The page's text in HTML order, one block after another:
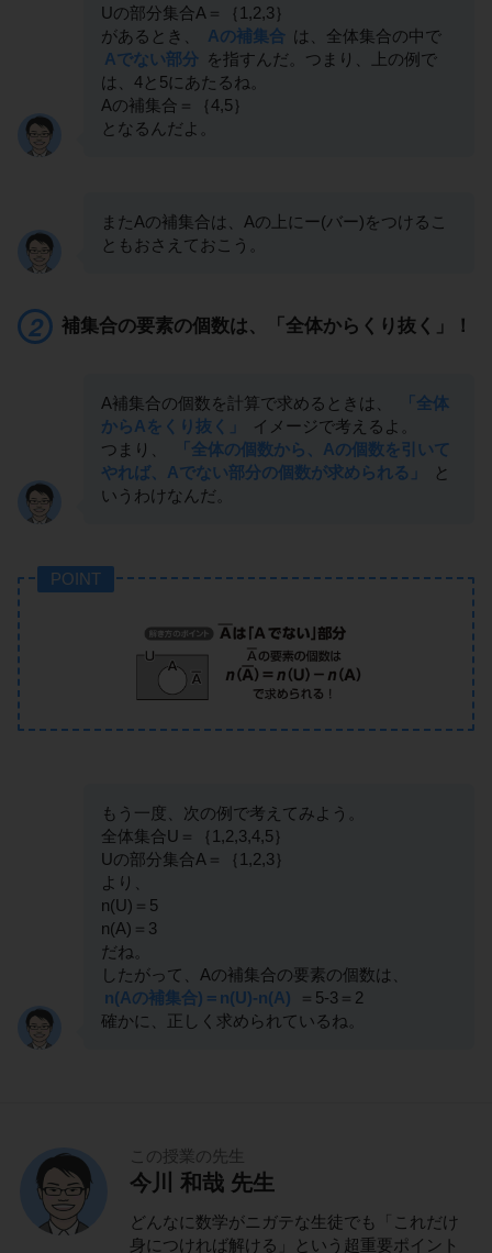
Uの部分集合A＝｛1,2,3｝
があるとき、
Aの補集合 は、全体集合の中で
Aでない部分 を指すんだ。つまり、上の例で
は、4と5にあたるね。
Aの補集合＝｛4,5｝
となるんだよ。
またAの補集合は、Aの上にー(バー)をつけるこ
ともおさえておこう。
補集合の要素の個数は、「全体からくり抜く」！
A補集合の個数を計算で求めるときは、
「全体
からAをくり抜く」
イメージで考えるよ。
つまり、
「全体の個数から、Aの個数を引いて
やれば、Aでない部分の個数が求められる」
と
いうわけなんだ。
POINT
もう一度、次の例で考えてみよう。
全体集合U＝｛1,2,3,4,5｝
Uの部分集合A＝｛1,2,3｝
より、
n(U)＝5
n(A)＝3
だね。
したがって、Aの補集合の要素の個数は、
n(Aの補集合)＝n(U)-n(A)
＝5-3＝2
確かに、正しく求められているね。
この授業の先生
今川 和哉 先生
どんなに数学がニガテな生徒でも「これだけ
身につければ解ける」という超重要ポイント